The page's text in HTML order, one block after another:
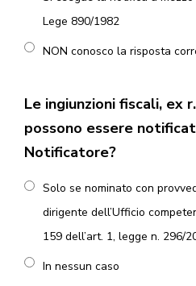
Lege 890/1982
NON conosco la risposta
Le ingiunzioni fiscali, ex
possono essere
Notificatore?
Solo se nominato con
dirigente dell’Ufficio
159 dell’art. 1, legge n. 296/
In nessun caso